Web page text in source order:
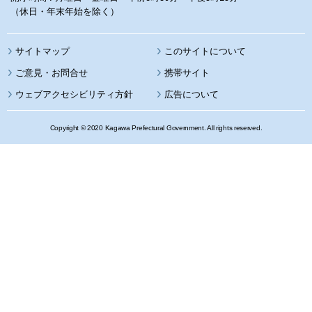
（休日・年末年始を除く）
サイトマップ このサイトについて
携帯サイト
ウェブアクセシビリティ方針 広告について
Copyright © 2020 Kagawa Prefectural Government. All rights reserved.